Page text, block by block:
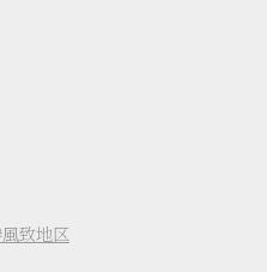
風致地区